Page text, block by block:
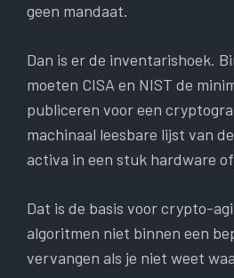
geen mandaat.
Dan is er de inventarishoek.
moeten CISA en NIST de
publiceren voor een
machinaal leesbare lijst van
activa in een stuk hardware
Dat is de basis voor crypto-
algoritmen niet binnen een
vervangen als je niet weet